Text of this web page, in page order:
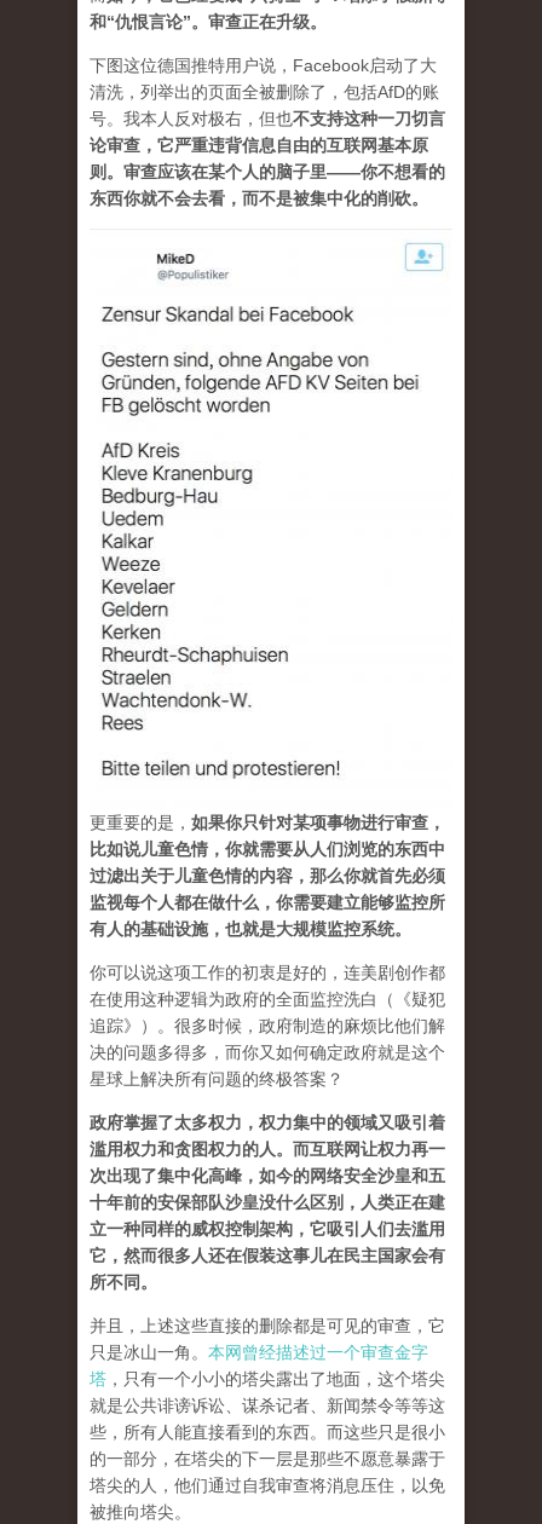
和“仇恨言论”。审查正在升级。
下图这位德国推特用户说，Facebook启动了大
清洗，列举出的页面全被删除了，包括AfD的账
号。我本人反对极右，但也不支持这种一刀切言
论审查，它严重违背信息自由的互联网基本原
则。审查应该在某个人的脑子里——你不想看的
东西你就不会去看，而不是被集中化的削砍。
更重要的是， 如果你只针对某项事物进行审查，
比如说儿童色情，你就需要从人们浏览的东西中
过滤出关于儿童色情的内容，那么你就首先必须
监视每个人都在做什么，你需要建立能够监控所
有人的基础设施，也就是大规模监控系统。
你可以说这项工作的初衷是好的，连美剧创作都
在使用这种逻辑为政府的全面监控洗白（《疑犯
追踪》）。很多时候，政府制造的麻烦比他们解
决的问题多得多，而你又如何确定政府就是这个
星球上解决所有问题的终极答案？
政府掌握了太多权力，权力集中的领域又吸引着
滥用权力和贪图权力的人。而互联网让权力再一
次出现了集中化高峰，如今的网络安全沙皇和五
十年前的安保部队沙皇没什么区别，人类正在建
立一种同样的威权控制架构，它吸引人们去滥用
它，然而很多人还在假装这事儿在民主国家会有
所不同。
并且，上述这些直接的删除都是可见的审查，它
只是冰山一角。 本网曾经描述过一个审查金字
塔 ，只有一个小小的塔尖露出了地面，这个塔尖
就是公共诽谤诉讼、谋杀记者、新闻禁令等等这
些，所有人能直接看到的东西。而这些只是很小
的一部分，在塔尖的下一层是那些不愿意暴露于
塔尖的人，他们通过自我审查将消息压住，以免
被推向塔尖。